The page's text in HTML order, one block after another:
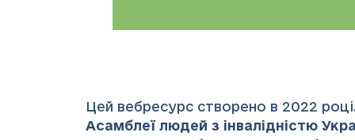
Цей вебресурс створено в 2022
Асамблеї людей з інвалідністю